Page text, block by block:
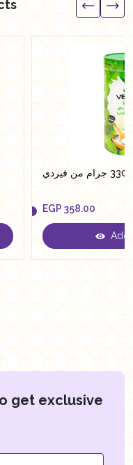
EGP
EGP 358.00
Add
get exclusive